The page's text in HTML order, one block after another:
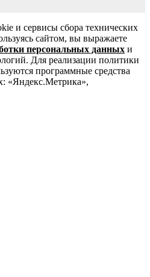
и сервисы сбора технических
сайтом, вы выражаете
персональных данных и
Для реализации политики
программные средства
«Яндекс.Метрика»,